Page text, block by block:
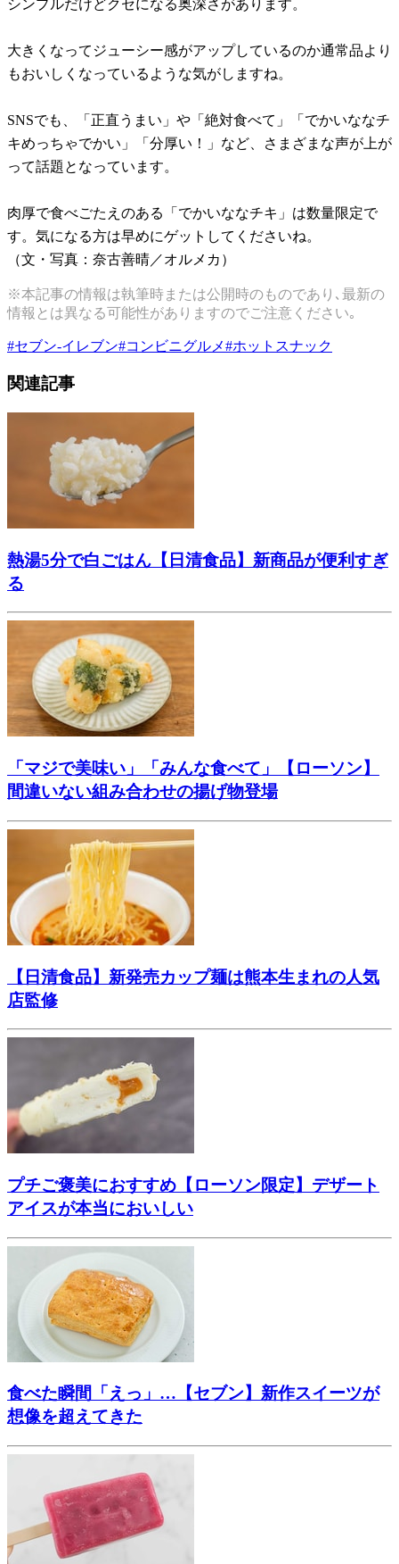
シンプルだけどクセになる奥深さがあります。
大きくなってジューシー感がアップしているのか通常品より
もおいしくなっているような気がしますね。
SNSでも、「正直うまい」や「絶対食べて」「でかいななチ
キめっちゃでかい」「分厚い！」など、さまざまな声が上が
って話題となっています。
肉厚で食べごたえのある「でかいななチキ」は数量限定で
す。気になる方は早めにゲットしてくださいね。
（文・写真：奈古善晴／オルメカ）
※本記事の情報は執筆時または公開時のものであり､最新の
情報とは異なる可能性がありますのでご注意ください｡
#セブン-イレブン#コンビニグルメ#ホットスナック
関連記事
熱湯5分で白ごはん【日清食品】新商品が便利すぎ
る
「マジで美味い」「みんな食べて」【ローソン】
間違いない組み合わせの揚げ物登場
【日清食品】新発売カップ麺は熊本生まれの人気
店監修
プチご褒美におすすめ【ローソン限定】デザート
アイスが本当においしい
食べた瞬間「えっ」…【セブン】新作スイーツが
想像を超えてきた